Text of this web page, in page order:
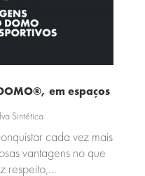
em espaços
Sintética
cada vez mais
vantagens no que
respeito,...